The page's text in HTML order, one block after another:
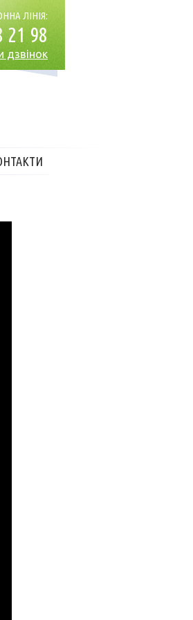
ЛІНІЯ:
21 98
дзвінок